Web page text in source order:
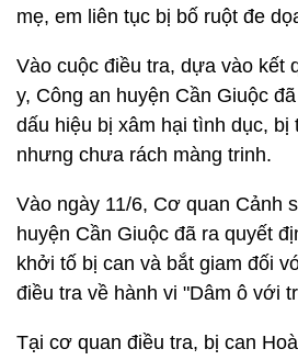
mẹ, em liên tục bị bố ruột đe
Vào cuộc điều tra, dựa vào kết
y, Công an huyện Cần Giuộc
dấu hiệu bị xâm hại tình dục,
nhưng chưa rách màng trinh.
Vào ngày 11/6, Cơ quan Cảnh
huyện Cần Giuộc đã ra quyết
khởi tố bị can và bắt giam đối
điều tra về hành vi "Dâm ô với
Tại cơ quan điều tra, bị can